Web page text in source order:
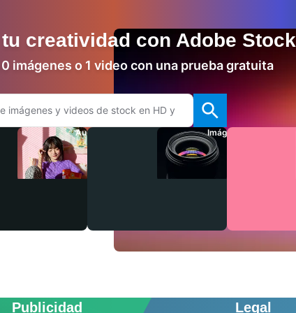
creatividad con Adobe Stock
imágenes o 1 video con una prueba gratuita
Audio Imágenes
Publicidad Legal